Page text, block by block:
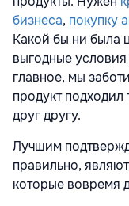
бизнеса, покупку
Какой бы ни была
выгодные
главное, мы
продукт подходил
друг другу.
Лучшим
правильно,
которые вовремя